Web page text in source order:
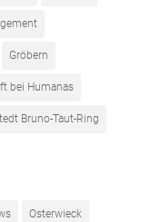
Gröbern
bei Humanas
Bruno-Taut-Ring
Osterwieck